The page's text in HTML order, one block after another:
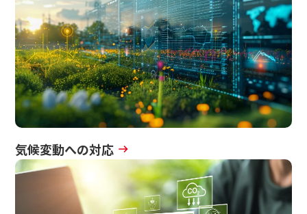
日本語 ENGLISH 簡体中文 繫体中文
気候変動への対応